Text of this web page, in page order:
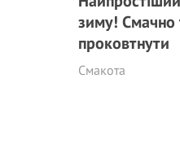
зиму!
проковтнути
Смакота